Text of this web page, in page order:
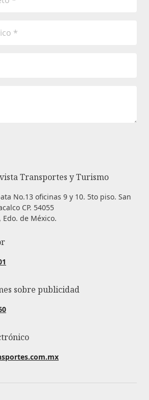
Transportes y Turismo
No.13 oficinas 9 y 10. 5to piso. San
CP. 54055
de México.
sobre publicidad